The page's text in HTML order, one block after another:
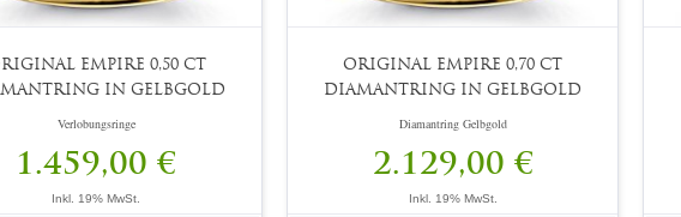
EMPIRE 0,50 CT
IN GELBGOLD
Verlobungsringe
1.459,00 €
Inkl. 19% MwSt.
ORIGINAL EMPIRE 0,70 CT
DIAMANTRING IN GELBGOLD
Diamantring Gelbgold
2.129,00 €
Inkl. 19% MwSt.